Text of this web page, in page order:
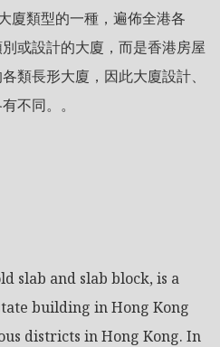
廈類型的一種，遍佈全港各
或設計的大廈，而是香港房屋
類長形大廈，因此大廈設計、
不同。。
slab and slab block, is a
building in Hong Kong
districts in Hong Kong. In